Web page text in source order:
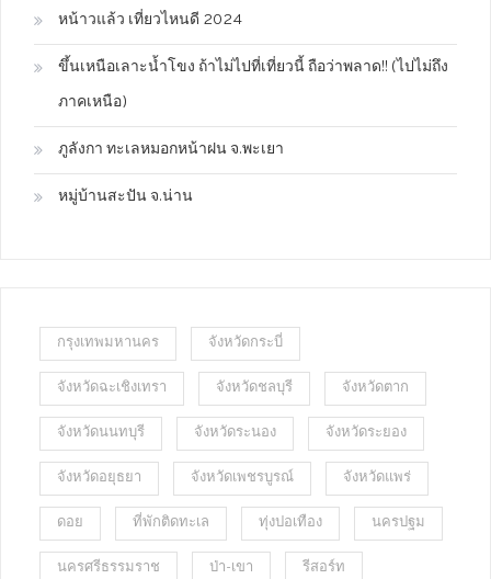
หน้าวแล้ว เที่ยวไหนดี 2024
ขึ้นเหนือเลาะน้ำโขง ถ้าไม่ไปที่เที่ยวนี้ ถือว่าพลาด!! (ไปไม่ถึง
ภาคเหนือ)
ภูลังกา ทะเลหมอกหน้าฝน จ.พะเยา
หมู่บ้านสะปัน จ.น่าน
กรุงเทพมหานคร จังหวัดกระบี่
จังหวัดฉะเชิงเทรา จังหวัดชลบุรี จังหวัดตาก
จังหวัดนนทบุรี จังหวัดระนอง จังหวัดระยอง
จังหวัดอยุธยา จังหวัดเพชรบูรณ์ จังหวัดแพร่
ดอย ที่พักติดทะเล ทุ่งปอเทือง นครปฐม
นครศรีธรรมราช ป่า-เขา รีสอร์ท